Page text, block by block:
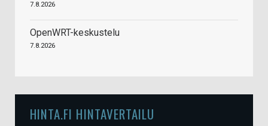
7.8.2026
OpenWRT-keskustelu
7.8.2026
HINTA.FI HINTAVERTAILU